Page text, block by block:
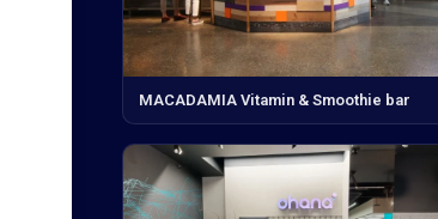
MACADAMIA Vitamin & Smoothie bar